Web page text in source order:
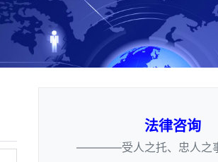
法律咨询
————受人之托、忠人